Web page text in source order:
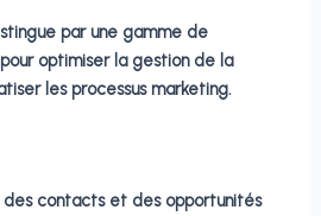
par une gamme de
optimiser la gestion de la
les processus marketing.
contacts et des opportunités